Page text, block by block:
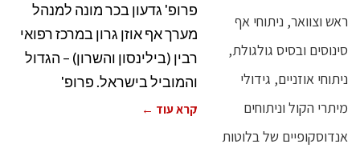
פרופ' גדעון בכר מונה למנהל
מערך אף אוזן גרון במרכז רפואי
רבין (בילינסון והשרון) – הגדול
והמוביל בישראל. פרופ'
קרא עוד ←